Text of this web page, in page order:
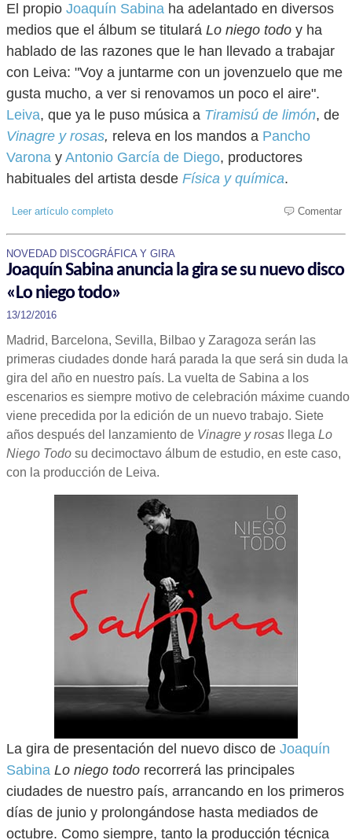
El propio Joaquín Sabina ha adelantado en diversos
medios que el álbum se titulará Lo niego todo y ha
hablado de las razones que le han llevado a trabajar
con Leiva: "Voy a juntarme con un jovenzuelo que me
gusta mucho, a ver si renovamos un poco el aire".
Leiva, que ya le puso música a Tiramisú de limón, de
Vinagre y rosas, releva en los mandos a Pancho
Varona y Antonio García de Diego, productores
habituales del artista desde Física y química.
Leer artículo completo Comentar
NOVEDAD DISCOGRÁFICA Y GIRA
Joaquín Sabina anuncia la gira se su nuevo disco
«Lo niego todo»
13/12/2016
Madrid, Barcelona, Sevilla, Bilbao y Zaragoza serán las
primeras ciudades donde hará parada la que será sin duda la
gira del año en nuestro país. La vuelta de Sabina a los
escenarios es siempre motivo de celebración máxime cuando
viene precedida por la edición de un nuevo trabajo. Siete
años después del lanzamiento de Vinagre y rosas llega Lo
Niego Todo su decimoctavo álbum de estudio, en este caso,
con la producción de Leiva.
La gira de presentación del nuevo disco de Joaquín
Sabina Lo niego todo recorrerá las principales
ciudades de nuestro país, arrancando en los primeros
días de junio y prolongándose hasta mediados de
octubre. Como siempre, tanto la producción técnica